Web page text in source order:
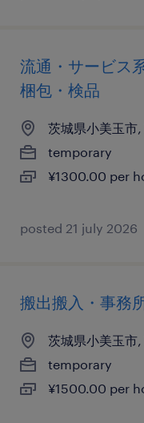
流通・サービス
梱包・検品
茨城県小美玉市,
temporary
¥1300.00 per
posted 21 july 2026
搬出搬入・事務
茨城県小美玉市,
temporary
¥1500.00 per